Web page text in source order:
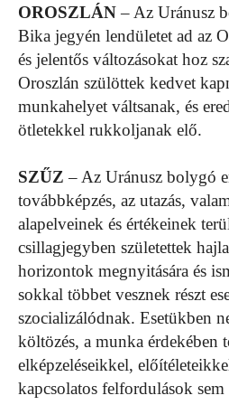
OROSZLÁN– Az Uránusz
Bika jegyén lendületet ad az
és jelentős változásokat hoz
Oroszlán szülöttek kedvet
munkahelyet váltsanak, és
ötletekkel rukkoljanak elő.
SZŰZ – Az Uránusz bolygó
továbbképzés, az utazás,
alapelveinek és értékeinek
csillagjegyben születettek
horizontok megnyitására és
sokkal többet vesznek részt
szocializálódnak. Esetükben
költözés, a munka érdekében
elképzeléseikkel,
kapcsolatos felfordulások